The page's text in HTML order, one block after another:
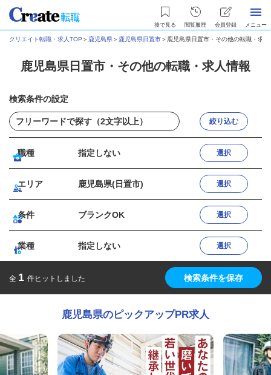
後で見る 閲覧履歴 会員登録 メニュー
クリエイト転職・求人TOP ＞ 鹿児島県＞ 鹿児島県日置市＞ 鹿児島県日置市・その他の転職・求人
鹿児島県日置市・その他の転職・求人情報
検索条件の設定
絞り込む
職種 指定しない 選択
エリア 鹿児島県(日置市) 選択
条件 ブランクOK 選択
業種 指定しない 選択
全 1 件ヒットしました 検索条件を保存
鹿児島県のピックアップPR求人